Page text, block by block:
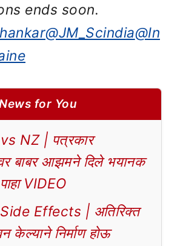
ends soon.
@JM_Scindia@In
for You
NZ | पत्रकार
बाबर आझमने दिले भयानक
VIDEO
Effects | अतिरिक्त
केल्याने निर्माण होऊ